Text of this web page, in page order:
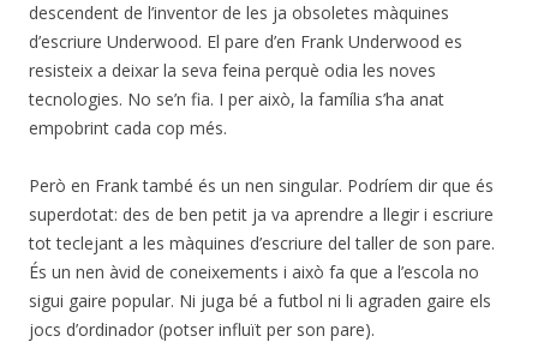
descendent de l’inventor de les ja obsoletes màquines
d’escriure Underwood. El pare d’en Frank Underwood es
resisteix a deixar la seva feina perquè odia les noves
tecnologies. No se’n fia. I per això, la família s’ha anat
empobrint cada cop més.
Però en Frank també és un nen singular. Podríem dir que és
superdotat: des de ben petit ja va aprendre a llegir i escriure
tot teclejant a les màquines d’escriure del taller de son pare.
És un nen àvid de coneixements i això fa que a l’escola no
sigui gaire popular. Ni juga bé a futbol ni li agraden gaire els
jocs d’ordinador (potser influït per son pare).